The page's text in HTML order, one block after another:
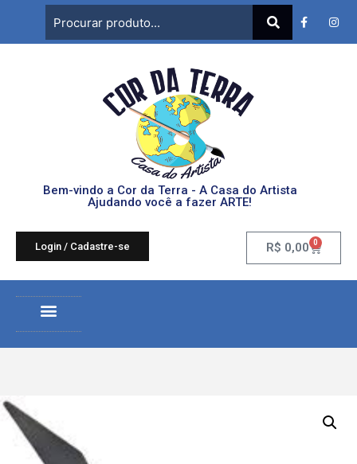
Bem-vindo a Cor da Terra - A Casa do Artista
Ajudando você a fazer ARTE!
Login / Cadastre-se R$ 0,00 0